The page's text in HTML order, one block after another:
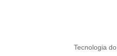
Tecnologia do